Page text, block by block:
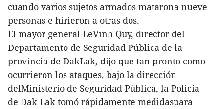
cuando varios sujetos armados matarona nueve
personas e hirieron a otras dos.
El mayor general LeVinh Quy, director del
Departamento de Seguridad Pública de la
provincia de DakLak, dijo que tan pronto como
ocurrieron los ataques, bajo la dirección
delMinisterio de Seguridad Pública, la Policía
de Dak Lak tomó rápidamente medidaspara